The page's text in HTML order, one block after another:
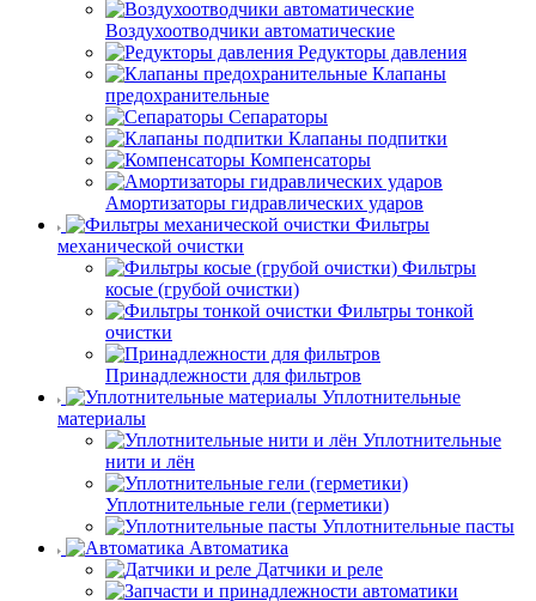
Воздухоотводчики автоматические
Редукторы давления
Клапаны
предохранительные
Сепараторы
Клапаны подпитки
Компенсаторы
Амортизаторы гидравлических ударов
Фильтры
механической очистки
Фильтры
косые (грубой очистки)
Фильтры тонкой
очистки
Принадлежности для фильтров
Уплотнительные
материалы
Уплотнительные
нити и лён
Уплотнительные гели (герметики)
Уплотнительные пасты
Автоматика
Датчики и реле